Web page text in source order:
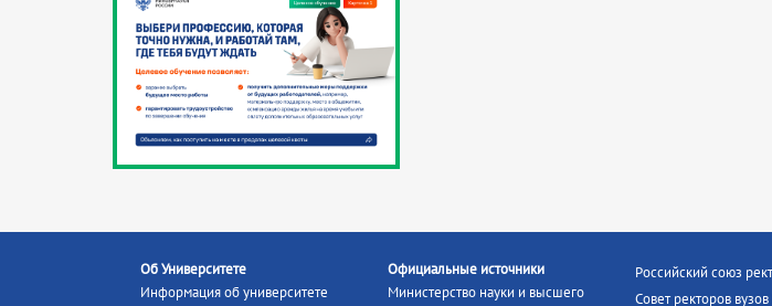
Об Университете
Информация об университете
Официальные источники
Министерство науки и высшего
Российский союз
Совет ректоров